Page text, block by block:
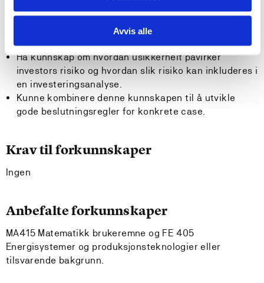
Avvis alle
Ha kunnskap om hvordan usikkerheit påvirker
investors risiko og hvordan slik risiko kan inkluderes i
en investeringsanalyse.
Kunne kombinere denne kunnskapen til å utvikle
gode beslutningsregler for konkrete case.
Krav til forkunnskaper
Ingen
Anbefalte forkunnskaper
MA415 Matematikk brukeremne og FE 405
Energisystemer og produksjonsteknologier eller
tilsvarende bakgrunn.